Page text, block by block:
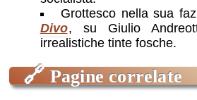
Grottesco nella sua
Divo, su Giulio
irrealistiche tinte fosche.
🔗 Pagine correlate